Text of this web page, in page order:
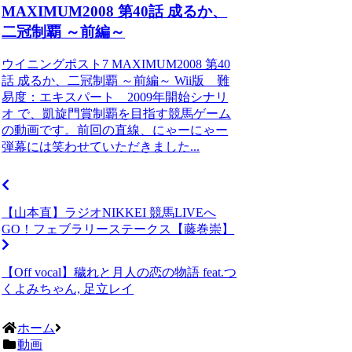
MAXIMUM2008 第40話 成るか、
二冠制覇 ～前編～
ウイニングポスト7 MAXIMUM2008 第40
話 成るか、二冠制覇 ～前編～ Wii版 難
易度：エキスパート 2009年開始シナリ
オ で、凱旋門賞制覇を目指す競馬ゲーム
の動画です。前回の直線、にゃーにゃー
弾幕には笑わせていただきました...
【山本直】ラジオNIKKEI 競馬LIVEへ
GO！フェブラリーステークス【藤巻崇】
【Off vocal】穢れと月人の恋の物語 feat.つ
くよみちゃん, 足立レイ
ホーム
動画